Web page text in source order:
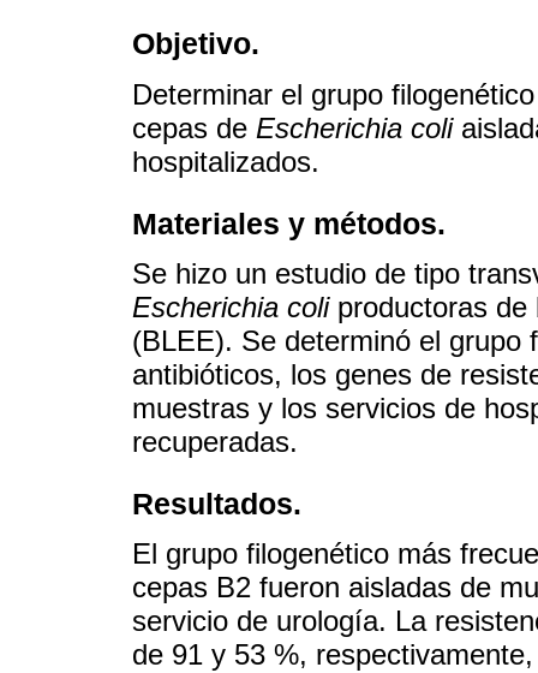
Objetivo.
Determinar el grupo
cepas de Escherichia coli
hospitalizados.
Materiales y métodos.
Se hizo un estudio de tipo
Escherichia coliproductoras de
(BLEE). Se determinó el grupo
antibióticos, los genes de
muestras y los servicios de
recuperadas.
Resultados.
El grupo filogenético más
cepas B2 fueron aisladas de
servicio de urología. La
de 91 y 53 %,